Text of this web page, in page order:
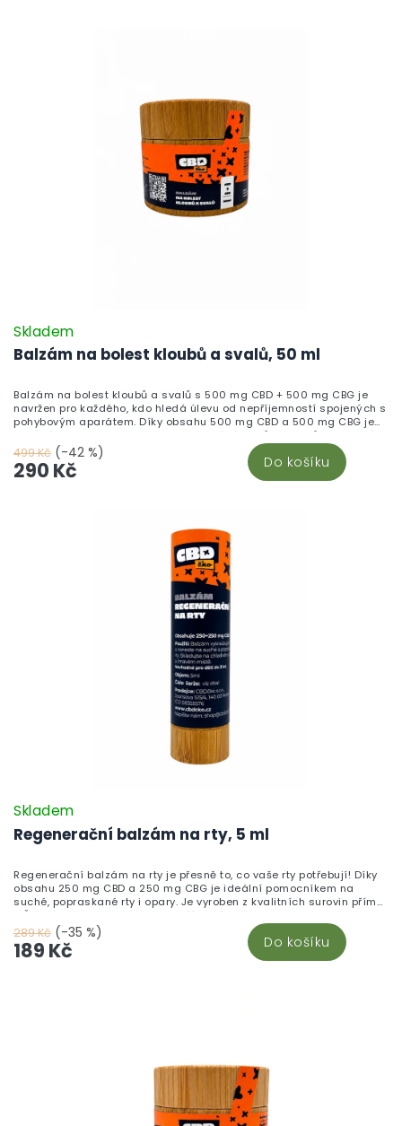
Balzám na bolest kloubů a svalů, 50 ml
Skladem
499 Kč (-42 %)
290 Kč Do košíku
Balzám na bolest kloubů a svalů s 500 mg CBD + 500 mg CBG je
navržen pro každého, kdo hledá úlevu od nepříjemností spojených s
pohybovým aparátem. Díky obsahu 500 mg CBD a 500 mg CBG je
ideální volbou pro regeneraci a uvolnění svalů a kloubů. Tento krém,
vyrobený z nejkvalitnějších ingrediencí přímo v České republice,
kombinuje přírodní esenciální oleje z jedle, smrku nebo borovice,
které mají zklidňující a osvěžující účinky. Bambusová dóza se
Regenerační balzám na rty, 5 ml
Skladem
289 Kč (-35 %)
189 Kč Do košíku
Regenerační balzám na rty je přesně to, co vaše rty potřebují! Díky
obsahu 250 mg CBD a 250 mg CBG je ideální pomocníkem na
suché, popraskané rty i opary. Je vyroben z kvalitních surovin přímo
v České republice a obsahuje přírodní složky jako propolis a
slunečnicový olej, které zajišťují hloubkovou hydrataci, regeneraci a
ochranu jemné pokožky rtů. Balzám je malý a praktický – ideální do
kapsy nebo kabelky. Stačí jej jednoduše nanést a vaše rty budou